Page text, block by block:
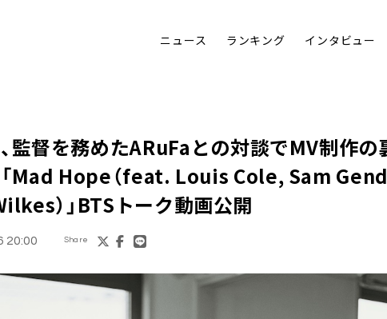
ニュース ランキング インタビュー
監督を務めたARuFaとの対談でMV制作の
Mad Hope（feat. Louis Cole, Sam
）」BTSトーク動画公開
20:00 Share